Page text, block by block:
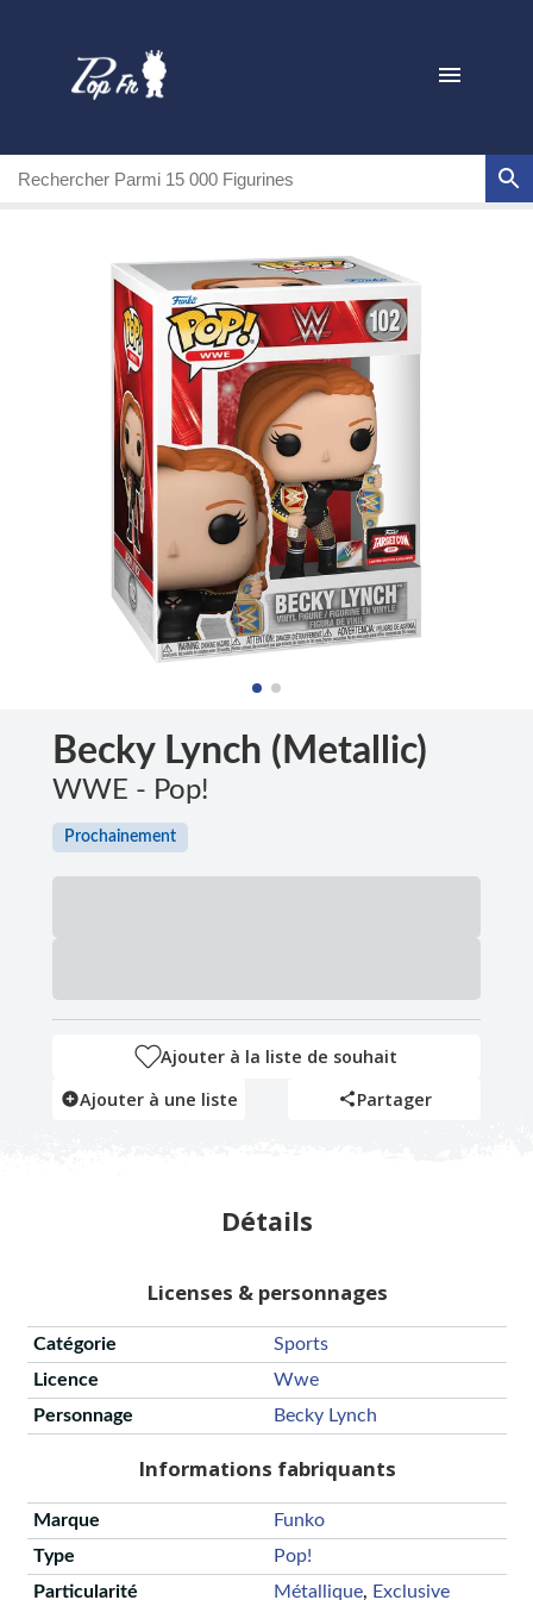
Becky Lynch (Metallic)
WWE - Pop!
Prochainement
Ajouter à la liste de souhait
Ajouter à une liste
Partager
Détails
Licenses & personnages
Catégorie
Sports
Licence
Wwe
Personnage
Becky Lynch
Informations fabriquants
Marque
Funko
Type
Pop!
Particularité
Métallique, Exclusive